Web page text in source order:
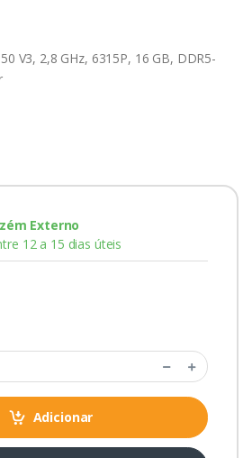
V3, 2,8 GHz, 6315P, 16 GB, DDR5-
Externo
12 a 15 dias úteis
Adicionar